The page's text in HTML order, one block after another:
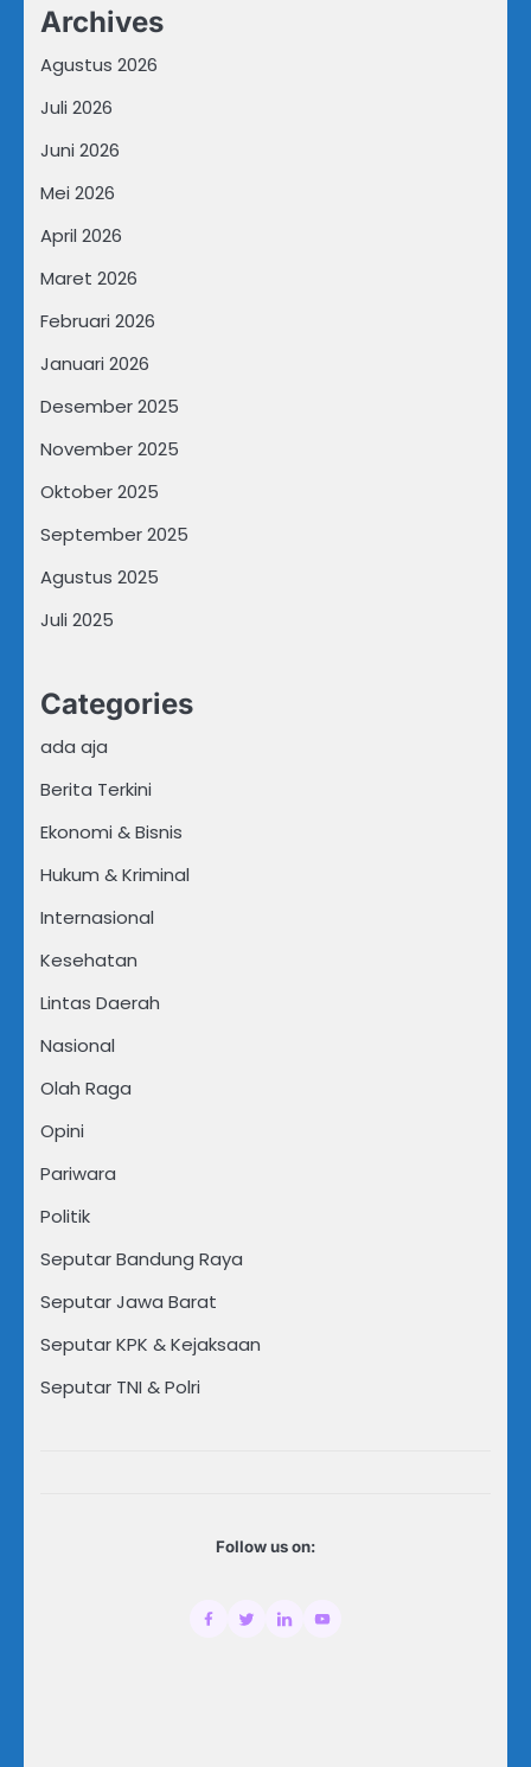
Archives
Agustus 2026
Juli 2026
Juni 2026
Mei 2026
April 2026
Maret 2026
Februari 2026
Januari 2026
Desember 2025
November 2025
Oktober 2025
September 2025
Agustus 2025
Juli 2025
Categories
ada aja
Berita Terkini
Ekonomi & Bisnis
Hukum & Kriminal
Internasional
Kesehatan
Lintas Daerah
Nasional
Olah Raga
Opini
Pariwara
Politik
Seputar Bandung Raya
Seputar Jawa Barat
Seputar KPK & Kejaksaan
Seputar TNI & Polri
Follow us on: